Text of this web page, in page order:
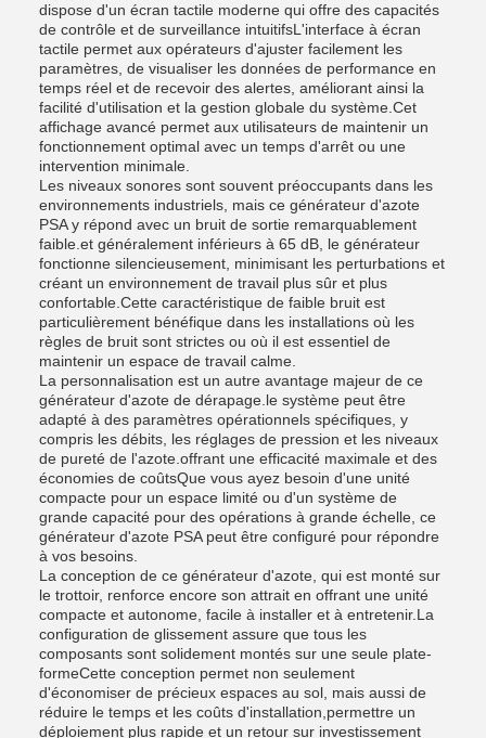
dispose d'un écran tactile moderne qui offre des capacités
de contrôle et de surveillance intuitifsL'interface à écran
tactile permet aux opérateurs d'ajuster facilement les
paramètres, de visualiser les données de performance en
temps réel et de recevoir des alertes, améliorant ainsi la
facilité d'utilisation et la gestion globale du système.Cet
affichage avancé permet aux utilisateurs de maintenir un
fonctionnement optimal avec un temps d'arrêt ou une
intervention minimale.
Les niveaux sonores sont souvent préoccupants dans les
environnements industriels, mais ce générateur d'azote
PSA y répond avec un bruit de sortie remarquablement
faible.et généralement inférieurs à 65 dB, le générateur
fonctionne silencieusement, minimisant les perturbations et
créant un environnement de travail plus sûr et plus
confortable.Cette caractéristique de faible bruit est
particulièrement bénéfique dans les installations où les
règles de bruit sont strictes ou où il est essentiel de
maintenir un espace de travail calme.
La personnalisation est un autre avantage majeur de ce
générateur d'azote de dérapage.le système peut être
adapté à des paramètres opérationnels spécifiques, y
compris les débits, les réglages de pression et les niveaux
de pureté de l'azote.offrant une efficacité maximale et des
économies de coûtsQue vous ayez besoin d'une unité
compacte pour un espace limité ou d'un système de
grande capacité pour des opérations à grande échelle, ce
générateur d'azote PSA peut être configuré pour répondre
à vos besoins.
La conception de ce générateur d'azote, qui est monté sur
le trottoir, renforce encore son attrait en offrant une unité
compacte et autonome, facile à installer et à entretenir.La
configuration de glissement assure que tous les
composants sont solidement montés sur une seule plate-
formeCette conception permet non seulement
d'économiser de précieux espaces au sol, mais aussi de
réduire le temps et les coûts d'installation,permettre un
déploiement plus rapide et un retour sur investissement